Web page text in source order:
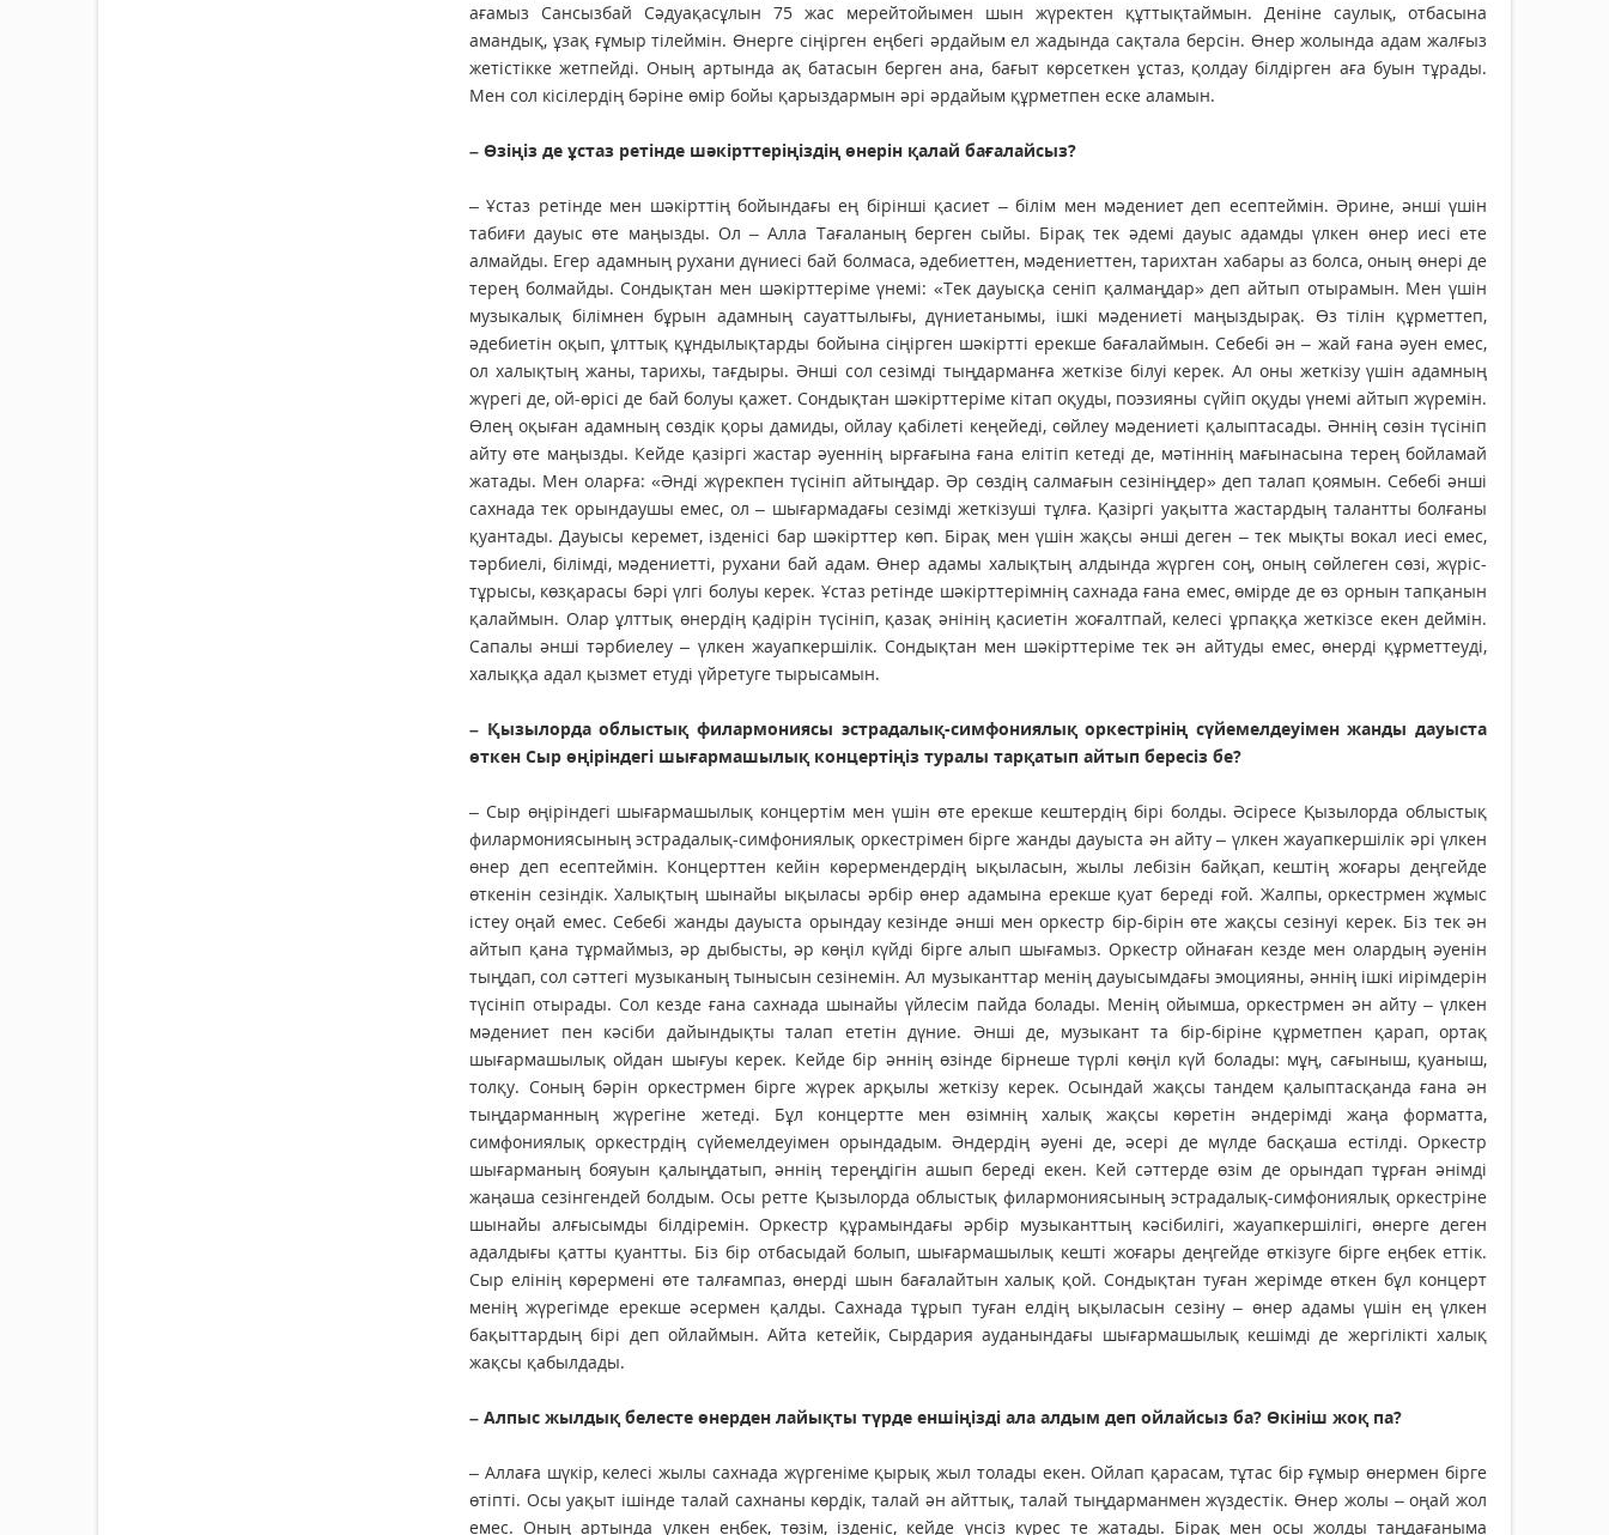
ағамыз Сансызбай Сәдуақасұлын 75 жас мерейтойымен шын жүректен құттықтаймын. Деніне саулық, отбасына
амандық, ұзақ ғұмыр тілеймін. Өнерге сіңірген еңбегі әрдайым ел жадында сақтала берсін. Өнер жолында адам жалғыз
жетістікке жетпейді. Оның артында ақ батасын берген ана, бағыт көрсеткен ұстаз, қолдау білдірген аға буын тұрады.
Мен сол кісілердің бәріне өмір бойы қарыздармын әрі әрдайым құрметпен еске аламын.
– Өзіңіз де ұстаз ретінде шәкірт­те­ріңіздің өнерін қалай бағалайсыз?
– Ұстаз ретінде мен шәкірттің бойындағы ең бірінші қасиет – білім мен мәдениет деп есептеймін. Әрине, әнші үшін
табиғи да­уыс өте маңызды. Ол – Алла Тағаланың берген сыйы. Бірақ тек әдемі дауыс адамды үлкен өнер иесі ете
алмайды. Егер адамның рухани дүниесі бай болмаса, әдебиеттен, мәдениеттен, тарихтан хабары аз болса, оның өнері де
терең болмайды. Сондықтан мен шәкірттеріме үнемі: «Тек дауысқа сеніп қалмаңдар» деп айтып отырамын. Мен үшін
музыкалық білімнен бұрын адамның сауаттылығы, дүниетанымы, ішкі мәдениеті маңыздырақ. Өз тілін құрметтеп,
әдебиетін оқып, ұлттық құндылықтарды бо­йына сіңірген шәкіртті ерекше бағалаймын. Себебі ән – жай ғана әуен емес,
ол халықтың жаны, тарихы, тағдыры. Әнші сол сезімді тыңдарманға жеткізе білуі керек. Ал оны жеткізу үшін адамның
жүрегі де, ой-өрісі де бай болуы қажет. Сондықтан шәкірттеріме кітап оқуды, поэзияны сүйіп оқуды үнемі айтып жүремін.
Өлең оқыған адамның сөздік қоры дамиды, ойлау қабілеті кеңейеді, сөйлеу мәдениеті қалыптасады. Әннің сөзін түсініп
айту өте маңызды. Кейде қазіргі жастар әуеннің ырғағына ғана елітіп кетеді де, мәтіннің мағынасына терең бойламай
жатады. Мен оларға: «Әнді жүрекпен түсініп айтыңдар. Әр сөздің салмағын сезініңдер» деп талап қоямын. Себебі әнші
сахнада тек орындаушы емес, ол – шығармадағы сезімді жеткізуші тұлға. Қазіргі уақытта жастардың талантты болғаны
қуантады. Дауысы керемет, ізденісі бар шәкірттер көп. Бірақ мен үшін жақсы әнші деген – тек мықты вокал иесі емес,
тәрбиелі, білімді, мәдениетті, рухани бай адам. Өнер адамы халықтың алдында жүрген соң, оның сөйлеген сөзі, жүріс-
тұрысы, көзқарасы бәрі үлгі болуы керек. Ұстаз ретінде шәкірттерімнің сахнада ғана емес, өмірде де өз орнын тапқанын
қалаймын. Олар ұлттық өнердің қадірін түсініп, қазақ әнінің қасиетін жоғалтпай, келесі ұрпаққа жеткізсе екен деймін.
Сапалы әнші тәрбиелеу – үлкен жауапкершілік. Сондықтан мен шәкірттеріме тек ән айтуды емес, өнерді құрметтеуді,
халыққа адал қызмет етуді үйретуге тырысамын.
– Қызылорда облыстық филармо­ния­сы эстрадалық-симфониялық оркес­трі­нің сүйе­мелдеуімен жанды дауыста
өткен Сыр өңіріндегі шығар­машылық кон­цертіңіз туралы тарқатып айтып бересіз бе?
– Сыр өңіріндегі шығармашылық кон­цертім мен үшін өте ерекше кештердің бірі болды. Әсіресе Қызылорда облыстық
филармониясының эстрадалық-симфониялық оркестрімен бірге жанды дауыста ән айту – үлкен жауапкершілік әрі үлкен
өнер деп есептеймін. Концерттен кейін көрермендердің ықыласын, жылы лебізін байқап, кештің жоғары деңгейде
өткенін сезіндік. Халықтың шынайы ықыласы әрбір өнер адамына ерекше қуат береді ғой. Жалпы, оркестрмен жұмыс
істеу оңай емес. Себебі жанды дауыс­та орындау кезінде әнші мен оркестр бір-бірін өте жақсы сезінуі керек. Біз тек ән
айтып қана тұрмаймыз, әр дыбысты, әр көңіл күйді бірге алып шығамыз. Оркестр ойнаған кезде мен олардың әуенін
тыңдап, сол сәттегі музыканың тынысын сезінемін. Ал музыканттар менің дауысымдағы эмоцияны, әннің ішкі иірімдерін
түсініп отырады. Сол кезде ғана сахнада шынайы үйлесім пайда болады. Менің ойымша, оркестрмен ән айту – үлкен
мәдениет пен кәсіби дайындықты талап ететін дүние. Әнші де, музыкант та бір-біріне құрметпен қарап, ортақ
шығармашылық ойдан шығуы керек. Кейде бір әннің өзінде бірнеше түрлі көңіл күй болады: мұң, сағыныш, қуаныш,
толқу. Соның бәрін оркестрмен бірге жүрек арқылы жеткізу керек. Осындай жақсы тандем қалыптасқанда ғана ән
тыңдарманның жүрегіне жетеді. Бұл концертте мен өзімнің халық жақсы көретін әндерімді жаңа форматта,
симфониялық оркестрдің сүйемелдеуімен орындадым. Әндердің әуені де, әсері де мүлде басқаша естілді. Оркестр
шығарманың бояуын қалыңдатып, әннің тереңдігін ашып береді екен. Кей сәттерде өзім де орындап тұрған әнімді
жаңаша сезінгендей болдым. Осы ретте Қызылорда облыстық филармониясының эстрадалық-симфониялық оркестріне
шынайы алғысымды білдіремін. Оркестр құрамындағы әрбір музыканттың кәсібилігі, жауапкершілігі, өнерге деген
адалдығы қатты қуантты. Біз бір отбасыдай болып, шығармашылық кешті жоғары деңгейде өткізуге бірге еңбек еттік.
Сыр елінің көрермені өте талғампаз, өнерді шын бағалайтын халық қой. Сондықтан туған жерімде өткен бұл концерт
менің жүрегімде ерекше әсермен қалды. Сахнада тұрып туған елдің ықыласын сезіну – өнер адамы үшін ең үлкен
бақыттардың бірі деп ойлаймын. Айта кетейік, Сырдария ауданындағы шығармашылық кешімді де жергілікті халық
жақсы қабылдады.
– Алпыс жылдық белесте өнерден лайықты түрде еншіңізді ала алдым деп ойлайсыз ба? Өкініш жоқ па?
– Аллаға шүкір, келесі жылы сахнада жүргеніме қырық жыл толады екен. Ойлап қарасам, тұтас бір ғұмыр өнермен бірге
өтіпті. Осы уақыт ішінде талай сахнаны көрдік, талай ән айттық, талай тыңдарманмен жүздестік. Өнер жолы – оңай жол
емес. Оның артында үлкен еңбек, төзім, ізденіс, кейде үнсіз күрес те жатады. Бірақ мен осы жолды таңдағаныма